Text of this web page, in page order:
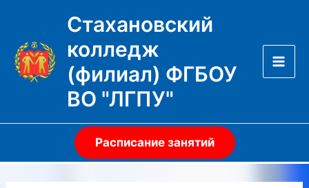
содержимому
Стахановский
колледж
(филиал) ФГБОУ
ВО "ЛГПУ"
Расписание занятий